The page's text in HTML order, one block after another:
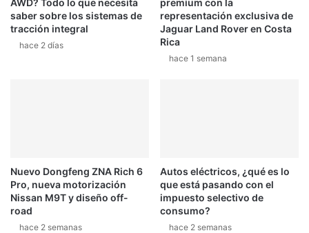
AWD? Todo lo que necesita
saber sobre los sistemas de
tracción integral
hace 2 días
premium con la
representación exclusiva de
Jaguar Land Rover en Costa
Rica
hace 1 semana
Nuevo Dongfeng ZNA Rich 6
Pro, nueva motorización
Nissan M9T y diseño off-
road
hace 2 semanas
Autos eléctricos, ¿qué es lo
que está pasando con el
impuesto selectivo de
consumo?
hace 2 semanas